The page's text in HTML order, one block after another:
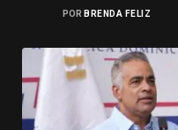
POR BRENDA FELIZ